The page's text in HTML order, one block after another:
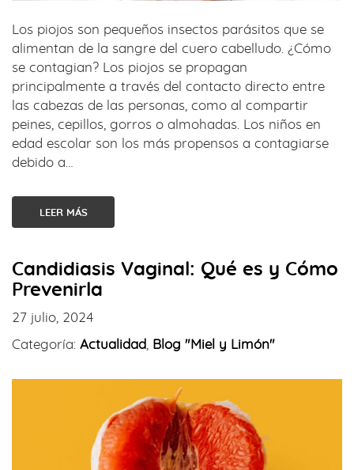
Los piojos son pequeños insectos parásitos que se
alimentan de la sangre del cuero cabelludo. ¿Cómo
se contagian? Los piojos se propagan
principalmente a través del contacto directo entre
las cabezas de las personas, como al compartir
peines, cepillos, gorros o almohadas. Los niños en
edad escolar son los más propensos a contagiarse
debido a…
LEER MÁS
Candidiasis Vaginal: Qué es y Cómo
Prevenirla
27 julio, 2024
Categoría: Actualidad Blog "Miel y Limón"